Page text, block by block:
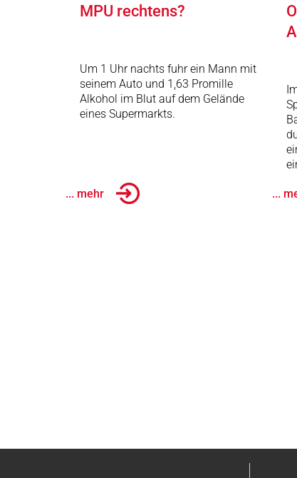
MPU rechtens?
Um 1 Uhr nachts fuhr ein Mann mit
seinem Auto und 1,63 Promille
Alkohol im Blut auf dem Gelände
eines Supermarkts.
... mehr ...